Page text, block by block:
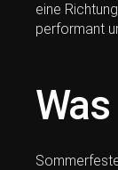
eine
performant